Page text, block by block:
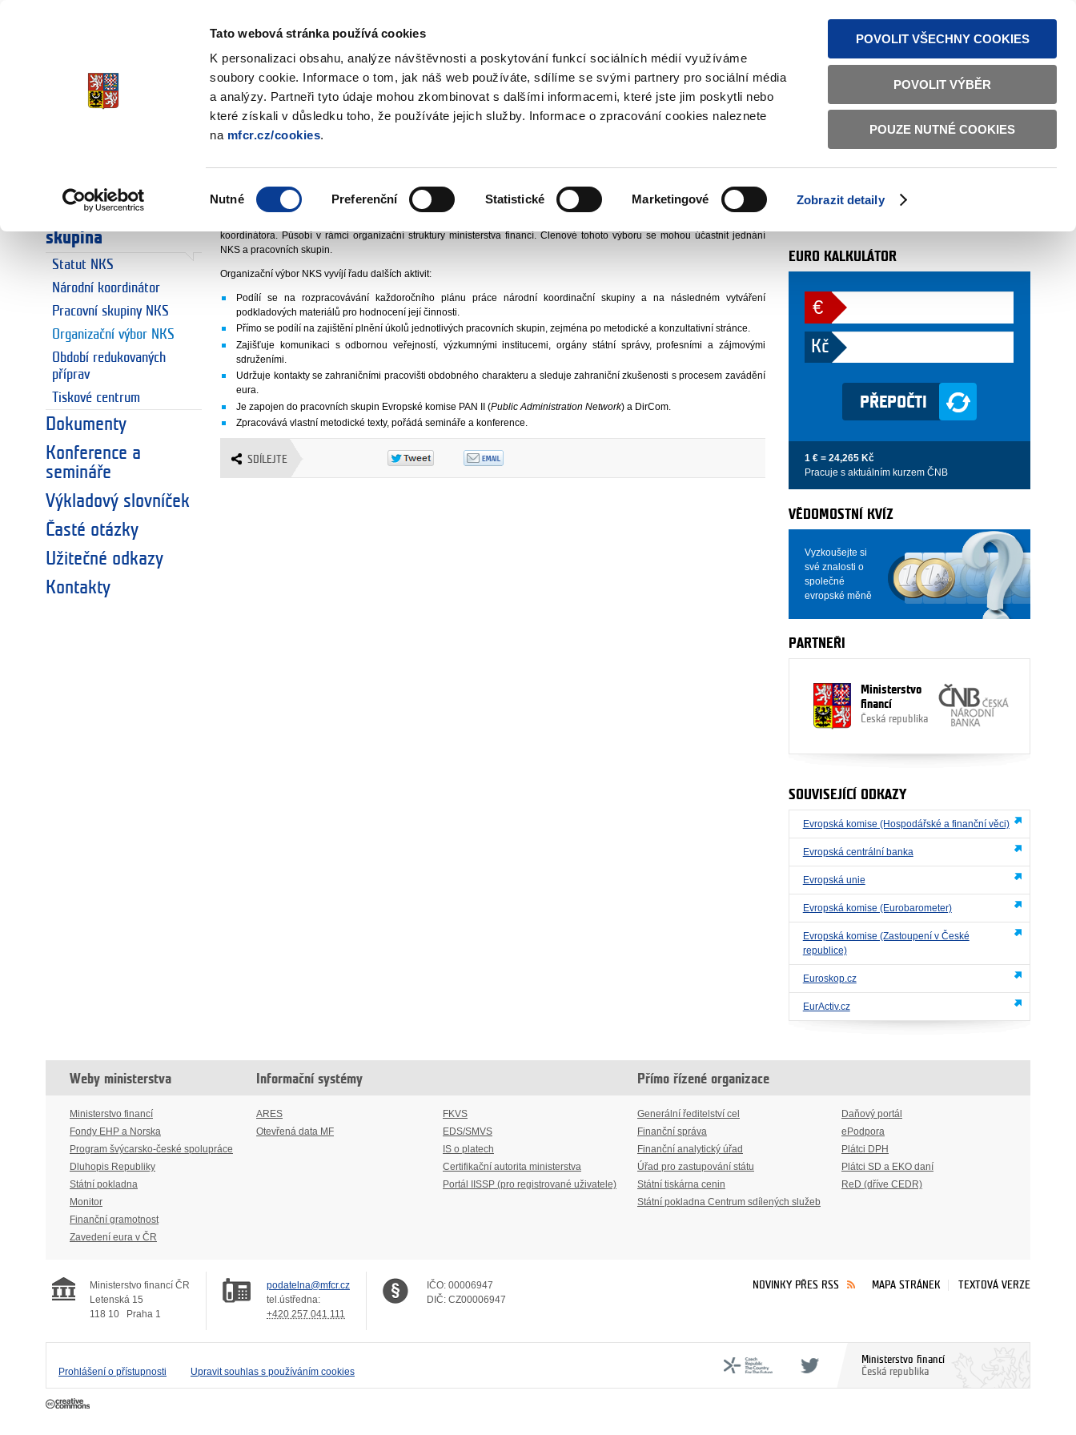
Tato webová stránka používá cookies
K personalizaci obsahu, analýze návštěvnosti a poskytování funkcí sociálních médií využíváme
soubory cookie. Informace o tom, jak náš web používáte, sdílíme se svými partnery pro sociální média
a analýzy. Partneři tyto údaje mohou zkombinovat s dalšími informacemi, které jste jim poskytli nebo
které získali v důsledku toho, že používáte jejich služby. Informace o zpracování cookies naleznete
na mfcr.cz/cookies.
souhlasu
Nutné Preferenční Statistické Marketingové Zobrazit detaily
POVOLIT VŠECHNY COOKIES
POVOLIT VÝBĚR
POUZE NUTNÉ COOKIES
TEXTOVÁ VERZE ČESKY ENGLISH
Bezplatná infolinka
Úvodní stránka
republika
skupina
Statut NKS
Národní koordinátor
Pracovní skupiny NKS
Organizační výbor NKS
Období redukovaných
příprav
Tiskové centrum
Dokumenty
Konference a
semináře
Výkladový slovníček
Časté otázky
Užitečné odkazy
Kontakty
Úvodní stránka Národní koordinační skupina Organizační výbor NKS
Organizační výbor NKS
odbor 27 - Finanční trhy I
Vydáno1. 12. 2013
koordinátora. Působí v rámci organizační struktury ministerstva financí. Členové tohoto výboru se mohou účastnit jednání
NKS a pracovních skupin.
Organizační výbor NKS vyvíjí řadu dalších aktivit:
Podílí se na rozpracovávání každoročního plánu práce národní koordinační skupiny a na následném vytváření
podkladových materiálů pro hodnocení její činnosti.
Přímo se podílí na zajištění plnění úkolů jednotlivých pracovních skupin, zejména po metodické a konzultativní stránce.
Zajišťuje komunikaci s odbornou veřejností, výzkumnými institucemi, orgány státní správy, profesními a zájmovými
sdruženími.
Udržuje kontakty se zahraničními pracovišti obdobného charakteru a sleduje zahraniční zkušenosti s procesem zavádění
eura.
Je zapojen do pracovních skupin Evropské komise PAN II (Public Administration Network) a DirCom.
Zpracovává vlastní metodické texty, pořádá semináře a konference.
SDÍLEJTE
AUTOR
EURO KALKULÁTOR
€
Kč
1 € = 24,265 Kč
Pracuje s aktuálním kurzem ČNB
VĚDOMOSTNÍ KVÍZ
Vyzkoušejte si
své znalosti o
společné
evropské měně
PARTNEŘI
Ministerstvo
financí
Česká republika
SOUVISEJÍCÍ ODKAZY
Evropská komise (Hospodářské a finanční věci)
Evropská centrální banka
Evropská unie
Evropská komise (Eurobarometer)
Evropská komise (Zastoupení v České
republice)
Euroskop.cz
EurActiv.cz
Weby ministerstva
Ministerstvo financí
Fondy EHP a Norska
Program švýcarsko-české spolupráce
Dluhopis Republiky
Státní pokladna
Monitor
Finanční gramotnost
Zavedení eura v ČR
Informační systémy
ARES
Otevřená data MF
FKVS
EDS/SMVS
IS o platech
Certifikační autorita ministerstva
Portál IISSP (pro registrované uživatele)
Přímo řízené organizace
Generální ředitelství cel
Finanční správa
Finanční analytický úřad
Úřad pro zastupování státu
Státní tiskárna cenin
Státní pokladna Centrum sdílených služeb
Daňový portál
ePodpora
Plátci DPH
Plátci SD a EKO daní
ReD (dříve CEDR)
Ministerstvo financí ČR
Letenská 15
118 10
Praha 1
podatelna@mfcr.cz
tel.ústředna:
+420 257 041 111
IČO: 00006947
DIČ: CZ00006947
NOVINKY PŘES RSS MAPA STRÁNEK TEXTOVÁ VERZE
Prohlášení o přístupnosti Upravit souhlas s používáním cookies
Ministerstvo financí
Česká republika